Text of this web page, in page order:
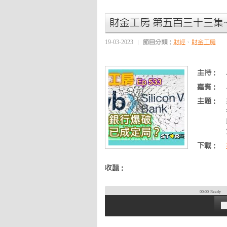
財金工房 第五百三十三
19-03-2023 節目分類： 財經 、 財金工房
主持：
嘉賓：
主題：
下載：
收聽：
00:00 Ready